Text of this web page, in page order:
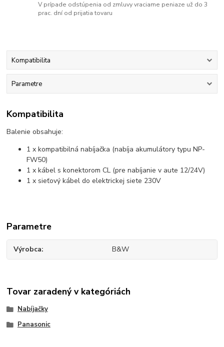
V prípade odstúpenia od zmluvy vraciame peniaze už do 3
prac. dní od prijatia tovaru
Kompatibilita
Parametre
Kompatibilita
Balenie obsahuje:
1 x kompatibilná nabíjačka (nabíja akumulátory typu NP-
FW50)
1 x kábel s konektorom CL (pre nabíjanie v aute 12/24V)
1 x sieťový kábel do elektrickej siete 230V
Parametre
Výrobca B&W
Tovar zaradený v kategóriách
Nabíjačky
Panasonic